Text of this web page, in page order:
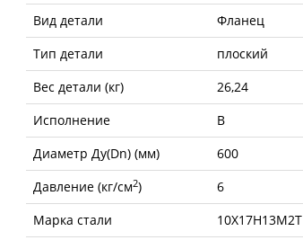
Вид детали
Фланец
Тип детали
плоский
Вес детали (кг)
26,24
Исполнение
B
Диаметр Ду(Dn) (мм)
600
Давление (кг/см2)
6
Марка стали
10Х17Н13М2Т